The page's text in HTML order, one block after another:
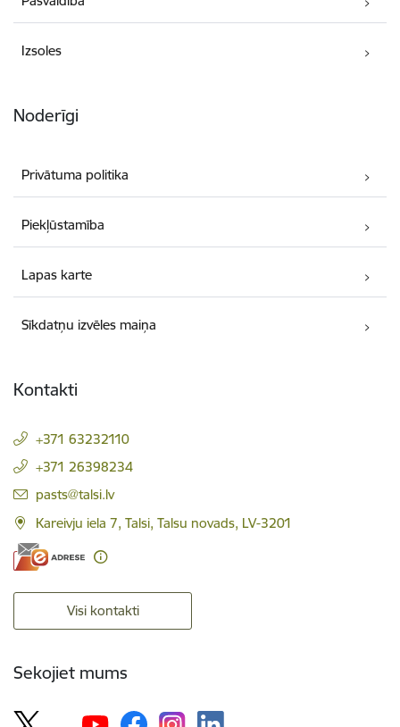
Izsoles
Noderīgi
Privātuma politika
Piekļūstamība
Lapas karte
Sīkdatņu izvēles maiņa
Kontakti
+371 63232110
+371 26398234
E-pasts:
pasts@talsi.lv
Kareivju iela 7, Talsi, Talsu novads, LV-3201
Visi kontakti
Sekojiet mums